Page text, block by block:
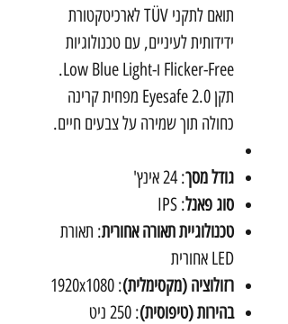
תואם לתקני TÜV לארכיטקטורת
ידידותית לעיניים, עם טכנולוגיות
Flicker-Free ו-Low Blue Light.
תקן Eyesafe 2.0 מפחית קרינה
כחולה תוך שמירה על צבעים חיים.
גודל מסך: 24 אינץ'
סוג פאנל: IPS
טכנולוגיית תאורה אחורית: תאורת
LED אחורית
רזולוציה (מקסימלית): 1920x1080
בהירות (טיפוסית): ‎250 ניט